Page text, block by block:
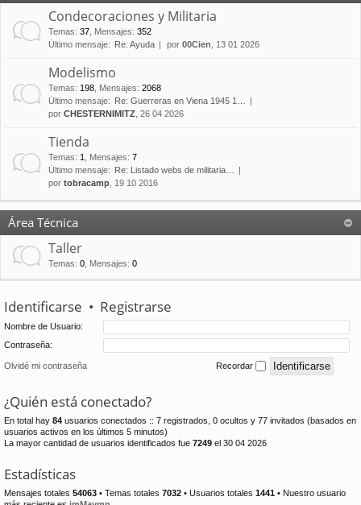
Condecoraciones y Militaria
Temas: 37 Mensajes: 352
Último mensaje:
Re: Ayuda por 00Cien , 13 01 2026
Modelismo
Temas: 198 Mensajes: 2068
Último mensaje:
Re: Guerreras en Viena 1945 1…
por CHESTERNIMITZ , 26 04 2026
Tienda
Temas: 1 Mensajes: 7
Último mensaje:
Re: Listado webs de militaria…
por tobracamp , 19 10 2016
Área Técnica
Taller
Temas: 0 Mensajes: 0
Identificarse • Registrarse
Nombre de Usuario:
Contraseña:
Olvidé mi contraseña Recordar
¿Quién está conectado?
En total hay 84 usuarios conectados :: 7 registrados, 0 ocultos y 77 invitados (basados en
usuarios activos en los últimos 5 minutos)
La mayor cantidad de usuarios identificados fue 7249 el 30 04 2026
Estadísticas
Mensajes totales 54063 • Temas totales 7032 • Usuarios totales 1441 • Nuestro usuario